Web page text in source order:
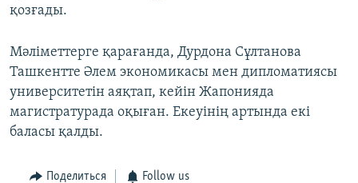
қозғады.
Мәліметтерге қарағанда, Дурдона Сұлтанова
Ташкентте Әлем экономикасы мен дипломатиясы
университетін аяқтап, кейін Жапонияда
магистратурада оқыған. Екеуінің артында екі
баласы қалды.
Поделиться Follow us